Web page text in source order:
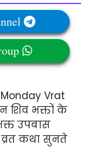
Vrat
शिव भक्तों के
उपबास
कथा सुनते